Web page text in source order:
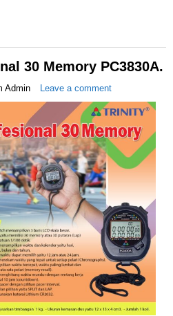
30 Memory PC3830A.
Admin Leave a comment